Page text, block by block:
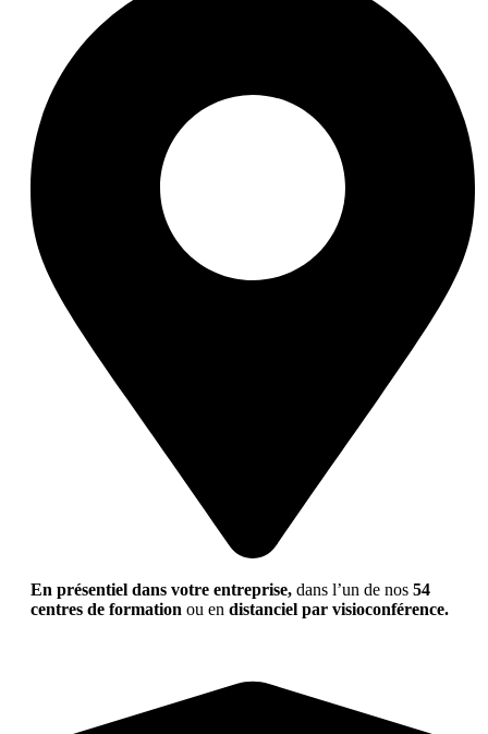
En présentiel dans votre entreprise, dans l’un de nos 54
centres de formation ou en distanciel par visioconférence.